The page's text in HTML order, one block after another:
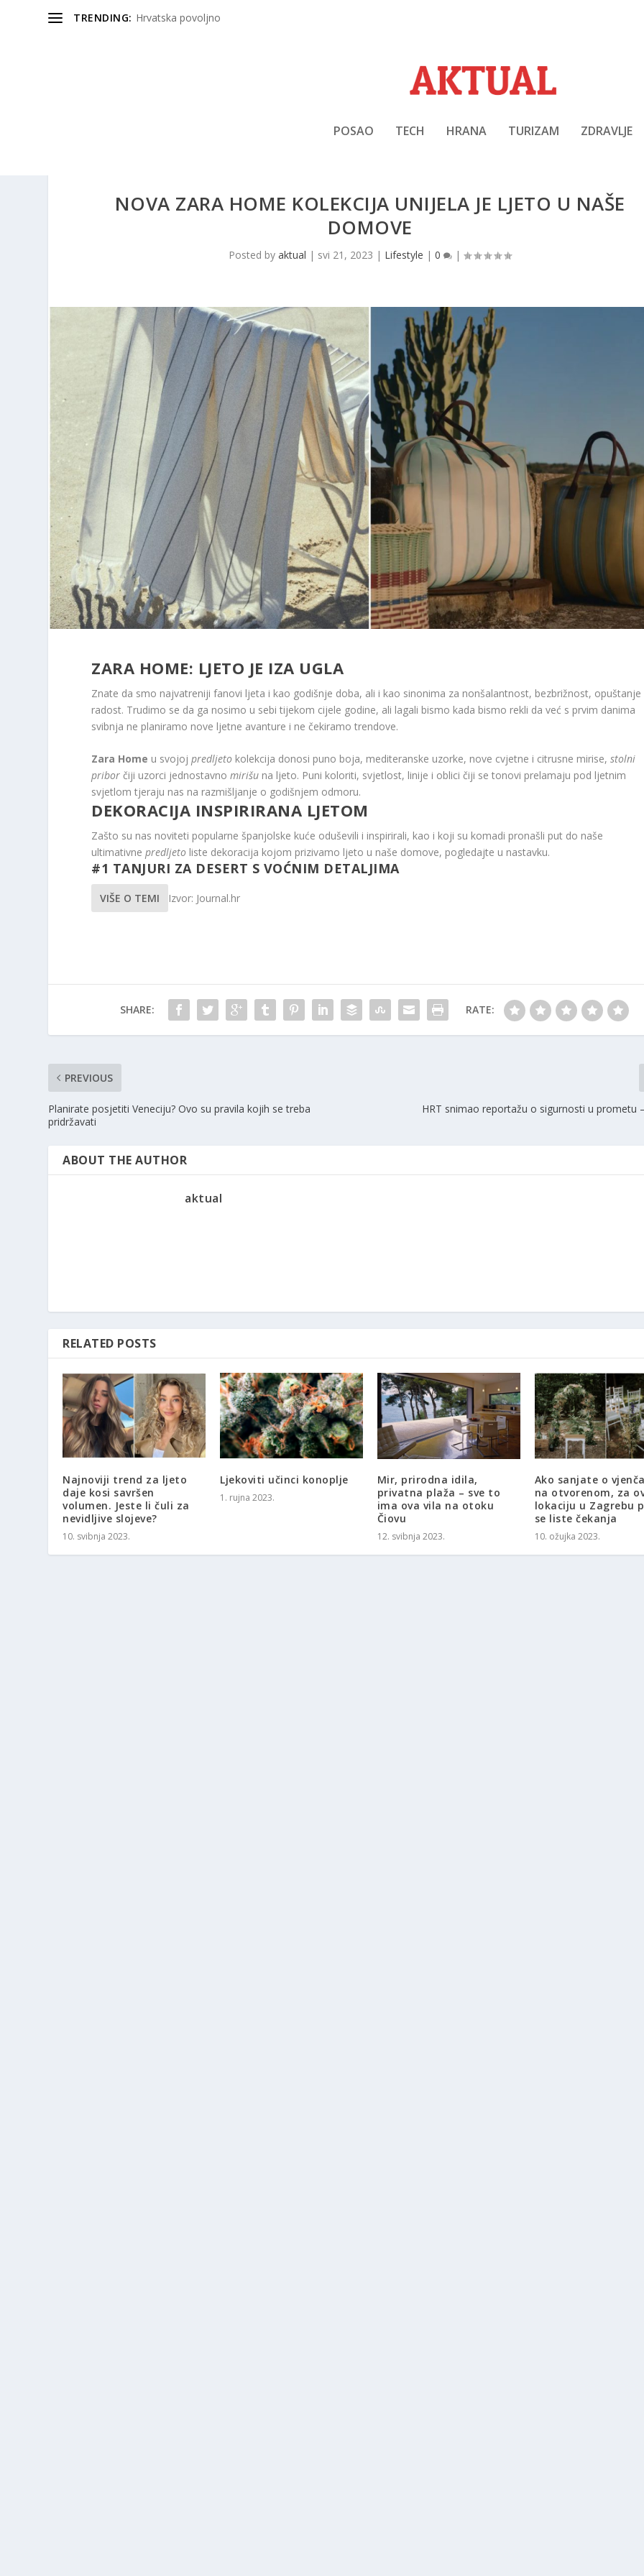
TRENDING: Hrvatska povoljno
POSAO TECH HRANA TURIZAM ZDRAVLJE
NOVA ZARA HOME KOLEKCIJA UNIJELA JE LJETO U NAŠE
DOMOVE
Posted byaktual | svi 21, 2023 | Lifestyle |0 |
ZARA HOME: LJETO JE IZA UGLA
Znate da smo najvatreniji fanovi ljeta i kao godišnje doba, ali i kao sinonima za nonšalantnost, bezbrižnost, opuštanje
radost. Trudimo se da ga nosimo u sebi tijekom cijele godine, ali lagali bismo kada bismo rekli da već s prvim danima
svibnja ne planiramo nove ljetne avanture i ne čekiramo trendove.
Zara Home u svojojpredljeto kolekcija donosi puno boja, mediteranske uzorke, nove cvjetne i citrusne mirise,stolni
priborčiji uzorci jednostavnomirišu na ljeto. Puni koloriti, svjetlost, linije i oblici čiji se tonovi prelamaju pod ljetnim
svjetlom tjeraju nas na razmišljanje o godišnjem odmoru.
DEKORACIJA INSPIRIRANA LJETOM
Zašto su nas noviteti popularne španjolske kuće oduševili i inspirirali, kao i koji su komadi pronašli put do naše
ultimativnepredljeto liste dekoracija kojom prizivamo ljeto u naše domove, pogledajte u nastavku.
#1 TANJURI ZA DESERT S VOĆNIM DETALJIMA
VIŠE O TEMI Izvor: Journal.hr
SHARE: RATE:
PREVIOUS
Planirate posjetiti Veneciju? Ovo su pravila kojih se treba
pridržavati
HRT snimao reportažu o sigurnosti u prometu
ABOUT THE AUTHOR
aktual
RELATED POSTS
Najnoviji trend za ljeto
daje kosi savršen
volumen. Jeste li čuli za
nevidljive slojeve?
10. svibnja 2023.
Ljekoviti učinci konoplje
1. rujna 2023.
Mir, prirodna idila,
privatna plaža – sve to
ima ova vila na otoku
Čiovu
12. svibnja 2023.
Ako sanjate o
na otvorenom, za
lokaciju u Zagrebu
se liste čekanja
10. ožujka 2023.